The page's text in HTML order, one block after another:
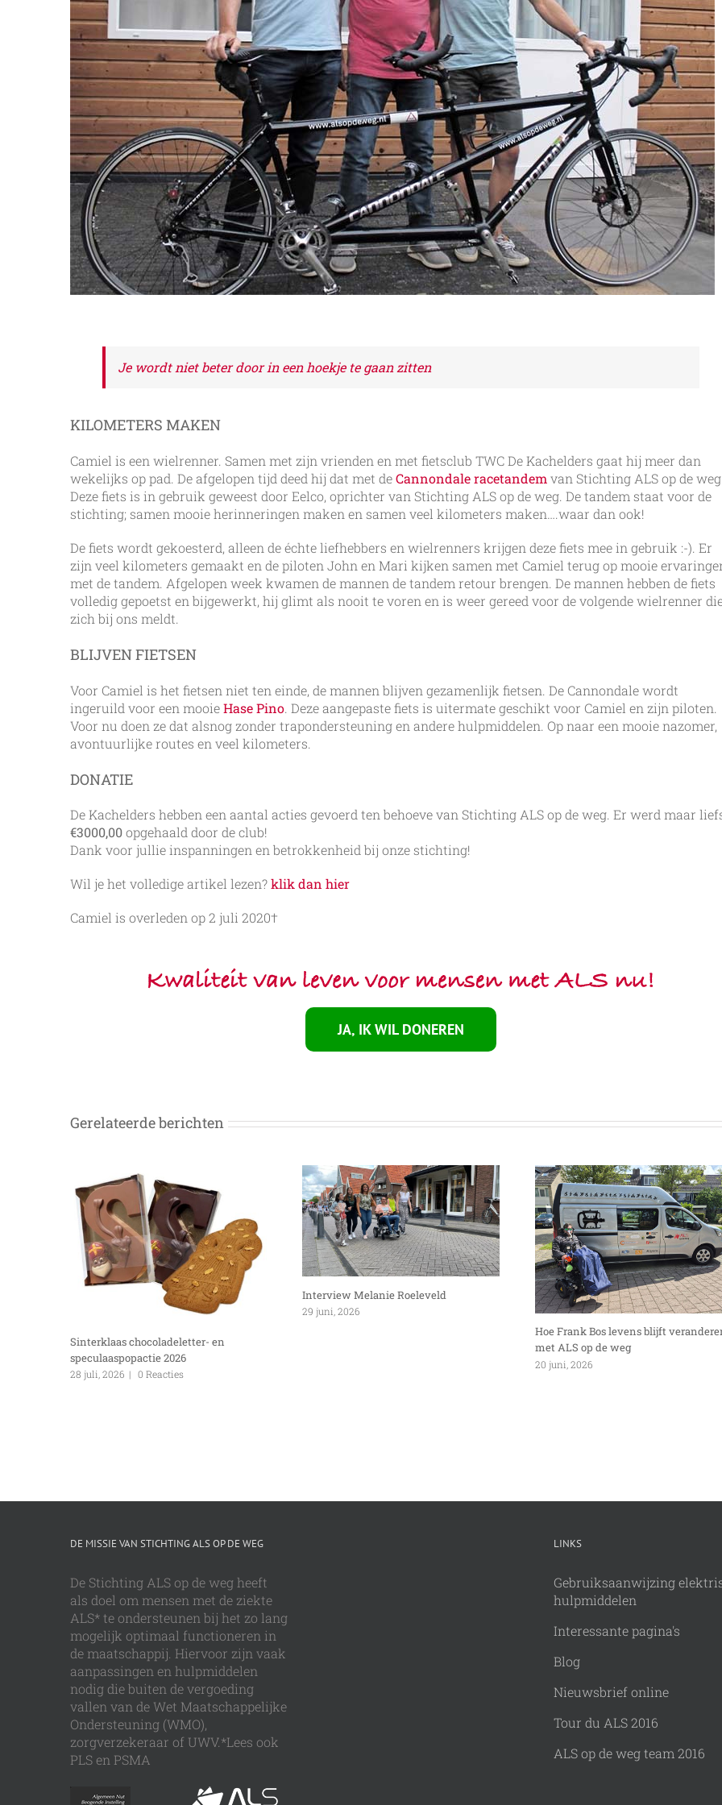
Je wordt niet beter door in een hoekje te gaan zitten
KILOMETERS MAKEN
Camiel is een wielrenner. Samen met zijn vrienden en met fietsclub TWC De Kachelders gaat hij meer dan
wekelijks op pad. De afgelopen tijd deed hij dat met deCannondale racetandem van Stichting ALS op de
Deze fiets is in gebruik geweest door Eelco, oprichter van Stichting ALS op de weg. De tandem staat voor de
stichting; samen mooie herinneringen maken en samen veel kilometers maken….waar dan ook!
De fiets wordt gekoesterd, alleen de échte liefhebbers en wielrenners krijgen deze fiets mee in gebruik :-). Er
zijn veel kilometers gemaakt en de piloten John en Mari kijken samen met Camiel terug op mooie
met de tandem. Afgelopen week kwamen de mannen de tandem retour brengen. De mannen hebben de fiets
volledig gepoetst en bijgewerkt, hij glimt als nooit te voren en is weer gereed voor de volgende wielrenner
zich bij ons meldt.
BLIJVEN FIETSEN
Voor Camiel is het fietsen niet ten einde, de mannen blijven gezamenlijk fietsen. De Cannondale wordt
ingeruild voor een mooieHase Pino. Deze aangepaste fiets is uitermate geschikt voor Camiel en zijn piloten.
Voor nu doen ze dat alsnog zonder trapondersteuning en andere hulpmiddelen. Op naar een mooie nazomer,
avontuurlijke routes en veel kilometers.
DONATIE
De Kachelders hebben een aantal acties gevoerd ten behoeve van Stichting ALS op de weg. Er werd maar
€3000,00opgehaald door de club!
Dank voor jullie inspanningen en betrokkenheid bij onze stichting!
Wil je het volledige artikel lezen?klik dan hier
Camiel is overleden op 2 juli 2020†
JA, IK WIL DONEREN
Gerelateerde berichten
Sinterklaas chocoladeletter- en
speculaaspopactie 2026
28 juli, 2026 | 0 Reacties
Interview Melanie Roeleveld
29 juni, 2026
Hoe Frank Bos levens blijft
met ALS op de weg
20 juni, 2026
DE MISSIE VAN STICHTING ALS OP DE WEG
De Stichting ALS op de weg heeft
als doel om mensen met de ziekte
ALS* te ondersteunen bij het zo lang
mogelijk optimaal functioneren in
de maatschappij. Hiervoor zijn vaak
aanpassingen en hulpmiddelen
nodig die buiten de vergoeding
vallen van de Wet Maatschappelijke
Ondersteuning (WMO),
zorgverzekeraar of UWV.*Lees ook
PLS en PSMA
LINKS
Gebruiksaanwijzing
hulpmiddelen
Interessante pagina's
Blog
Nieuwsbrief online
Tour du ALS 2016
ALS op de weg team 2016